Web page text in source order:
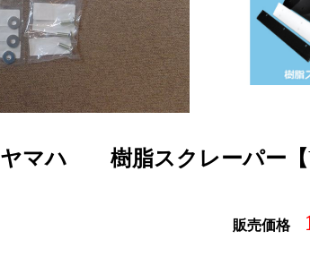
ヤマハ 樹脂スクレーパー【
販売価格